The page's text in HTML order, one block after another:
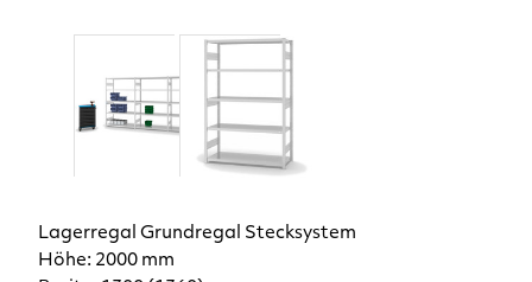
Lagerregal Grundregal Stecksystem
Höhe: 2000 mm